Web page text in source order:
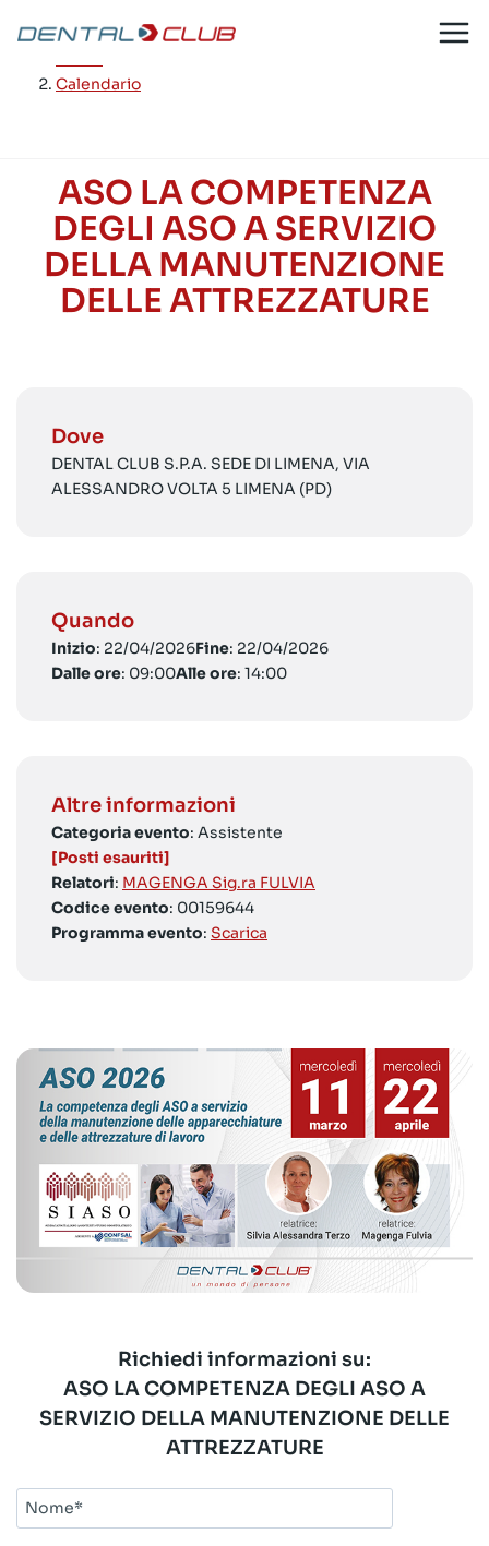
contenuto
Calendario
ASO LA COMPETENZA
DEGLI ASO A SERVIZIO
DELLA MANUTENZIONE
DELLE ATTREZZATURE
Dove
DENTAL CLUB S.P.A. SEDE DI LIMENA, VIA
ALESSANDRO VOLTA 5 LIMENA (PD)
Quando
Inizio: 22/04/2026Fine: 22/04/2026
Dalle ore: 09:00Alle ore: 14:00
Altre informazioni
Categoria evento: Assistente
[Posti esauriti]
Relatori: MAGENGA Sig.ra FULVIA
Codice evento: 00159644
Programma evento: Scarica
Richiedi informazioni su:
ASO LA COMPETENZA DEGLI ASO A
SERVIZIO DELLA MANUTENZIONE DELLE
ATTREZZATURE
Nome*